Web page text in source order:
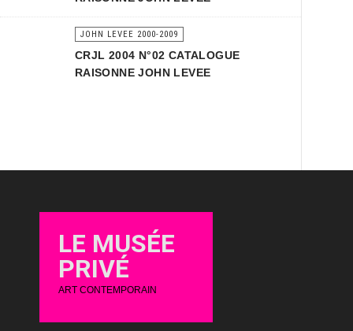
JOHN LEVEE 2000-2009
CRJL 2004 N°02 CATALOGUE
RAISONNE JOHN LEVEE
LE MUSÉE
PRIVÉ
ART CONTEMPORAIN